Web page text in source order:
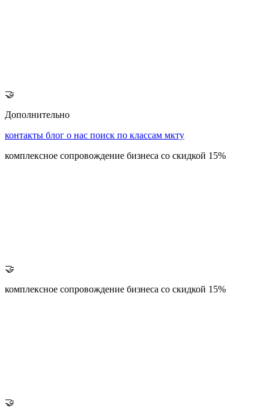
🤝
Дополнительно
контакты блог о нас поиск по классам мкту
комплексное сопровождение бизнеса со скидкой 15%
🤝
комплексное сопровождение бизнеса со скидкой 15%
🤝